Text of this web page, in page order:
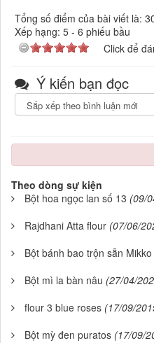
Tổng số điểm của bài viết là:
Xếp hạng: 5 - 6 phiếu bầu
Click để
Ý kiến bạn đọc
Theo dòng sự kiện
Bột hoa ngọc lan số 13 (09/
Rajdhani Atta flour (07/06/
Bột bánh bao trộn sẵn
Bột mì la bàn nâu (27/04/
flour 3 blue roses (17/09/
Bột mỳ đen puratos (17/09/